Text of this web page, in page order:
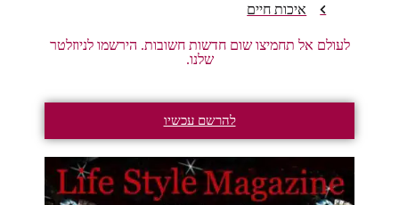
איכות חיים
לעולם אל תחמיצו שום חדשות חשובות. הירשמו לניוזלטר
שלנו.
להרשם עכשיו